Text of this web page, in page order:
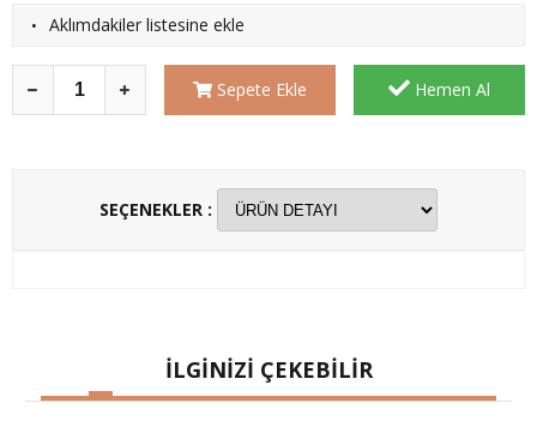
· Aklımdakiler listesine ekle
Sepete Ekle Hemen Al
SEÇENEKLER :
İLGİNİZİ ÇEKEBİLİR